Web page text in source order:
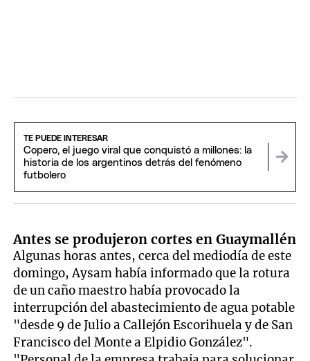
TE PUEDE INTERESAR
Copero, el juego viral que conquistó a millones: la
historia de los argentinos detrás del fenómeno
futbolero
Antes se produjeron cortes en Guaymallén
Algunas horas antes, cerca del mediodía de este
domingo, Aysam había informado que la rotura
de un caño maestro había provocado la
interrupción del abastecimiento de agua potable
"desde 9 de Julio a Callejón Escorihuela y de San
Francisco del Monte a Elpidio González".